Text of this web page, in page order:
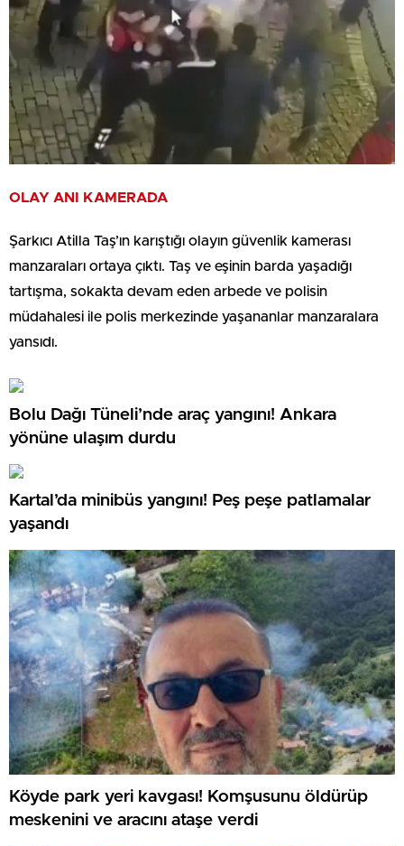
OLAY ANI KAMERADA
Şarkıcı Atilla Taş’ın karıştığı olayın güvenlik kamerası
manzaraları ortaya çıktı. Taş ve eşinin barda yaşadığı
tartışma, sokakta devam eden arbede ve polisin
müdahalesi ile polis merkezinde yaşananlar manzaralara
yansıdı.
Bolu Dağı Tüneli’nde araç yangını! Ankara
yönüne ulaşım durdu
Kartal’da minibüs yangını! Peş peşe patlamalar
yaşandı
Köyde park yeri kavgası! Komşusunu öldürüp
meskenini ve aracını ataşe verdi